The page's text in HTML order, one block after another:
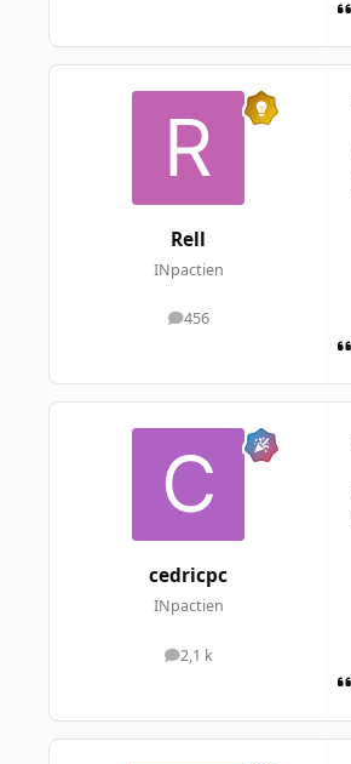
Rell
INpactien
456
messages
cedricpc
INpactien
2,1 k
messages